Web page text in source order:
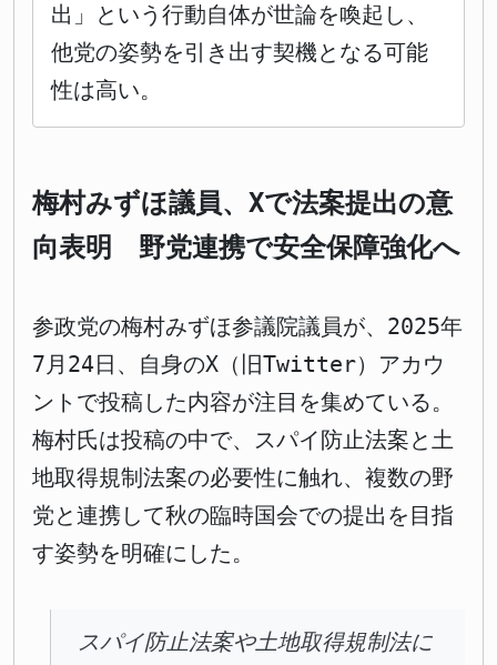
出」という行動自体が世論を喚起し、
他党の姿勢を引き出す契機となる可能
性は高い。
梅村みずほ議員、Xで法案提出の意
向表明 野党連携で安全保障強化へ
参政党の梅村みずほ参議院議員が、2025年
7月24日、自身のX（旧Twitter）アカウ
ントで投稿した内容が注目を集めている。
梅村氏は投稿の中で、スパイ防止法案と土
地取得規制法案の必要性に触れ、複数の野
党と連携して秋の臨時国会での提出を目指
す姿勢を明確にした。
スパイ防止法案や土地取得規制法に